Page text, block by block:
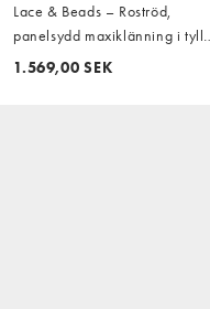
Lace & Beads – Roströd,
panelsydd maxiklänning i tyll
med hjärtformad halsringning,
1.569,00 SEK